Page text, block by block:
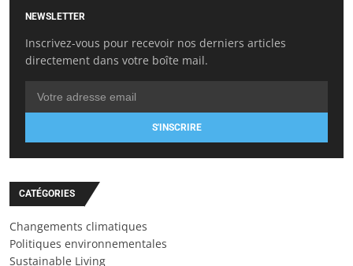
NEWSLETTER
Inscrivez-vous pour recevoir nos derniers articles
directement dans votre boîte mail.
S'INSCRIRE
CATÉGORIES
Changements climatiques
Politiques environnementales
Sustainable Living